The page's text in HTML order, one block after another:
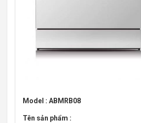
Model : ABMRB08
Tên sản phẩm :